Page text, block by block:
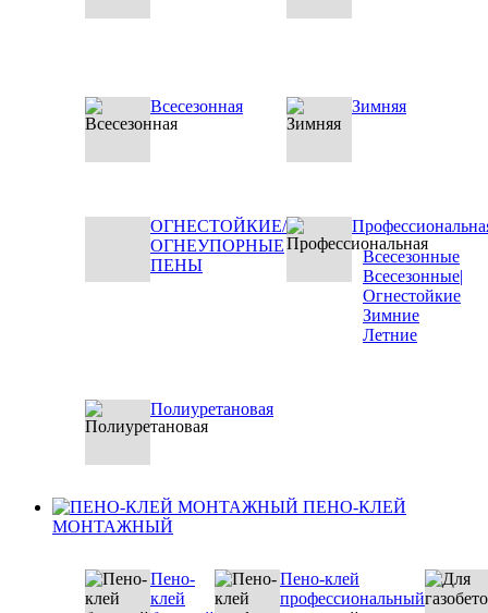
Всесезонная Зимняя
ОГНЕСТОЙКИЕ/
ОГНЕУПОРНЫЕ
ПЕНЫ
Всесезонные
Всесезонные|
Огнестойкие
Зимние
Летние
Полиуретановая
ПЕНО-КЛЕЙ
МОНТАЖНЫЙ
Пено-
клей
Пено-клей
профессиональный